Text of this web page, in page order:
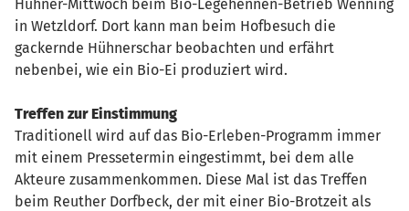
Hühner-Mittwoch beim Bio-Legehennen-Betrieb Wenning
in Wetzldorf. Dort kann man beim Hofbesuch die
gackernde Hühnerschar beobachten und erfährt
nebenbei, wie ein Bio-Ei produziert wird.
Treffen zur Einstimmung
Traditionell wird auf das Bio-Erleben-Programm immer
mit einem Pressetermin eingestimmt, bei dem alle
Akteure zusammenkommen. Diese Mal ist das Treffen
beim Reuther Dorfbeck, der mit einer Bio-Brotzeit als